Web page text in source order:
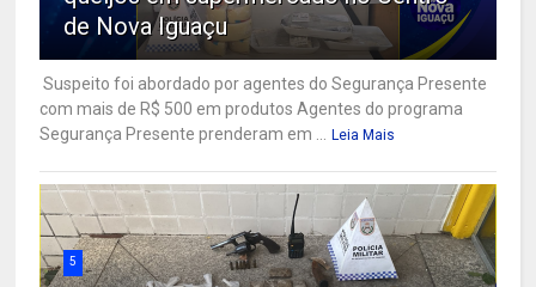
de Nova Iguaçu
Suspeito foi abordado por agentes do Segurança Presente
com mais de R$ 500 em produtos Agentes do programa
Segurança Presente prenderam em ...
Leia Mais
5